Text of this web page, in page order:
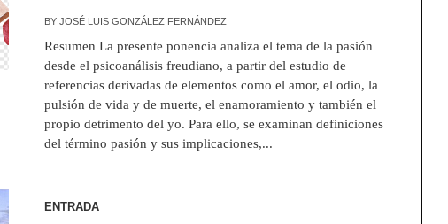
BY JOSÉ LUIS GONZÁLEZ FERNÁNDEZ
Resumen La presente ponencia analiza el tema de la pasión
desde el psicoanálisis freudiano, a partir del estudio de
referencias derivadas de elementos como el amor, el odio, la
pulsión de vida y de muerte, el enamoramiento y también el
propio detrimento del yo. Para ello, se examinan definiciones
del término pasión y sus implicaciones,...
ENTRADA